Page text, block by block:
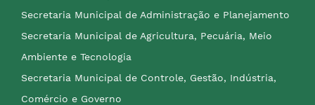
Secretaria Municipal de Administração e Planejamento
Secretaria Municipal de Agricultura, Pecuária, Meio
Ambiente e Tecnologia
Secretaria Municipal de Controle, Gestão, Indústria,
Comércio e Governo